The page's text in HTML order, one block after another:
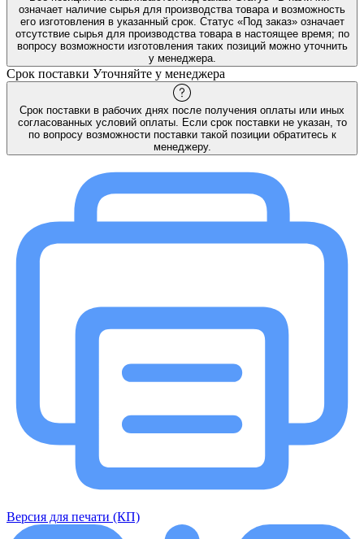
означает наличие сырья для производства товара и возможность
его изготовления в указанный срок. Статус «Под заказ» означает
отсутствие сырья для производства товара в настоящее время; по
вопросу возможности изготовления таких позиций можно уточнить
у менеджера.
Срок поставки Уточняйте у менеджера
Срок поставки в рабочих днях после получения оплаты или иных
согласованных условий оплаты. Если срок поставки не указан, то
по вопросу возможности поставки такой позиции обратитесь к
менеджеру.
Версия для печати (КП)